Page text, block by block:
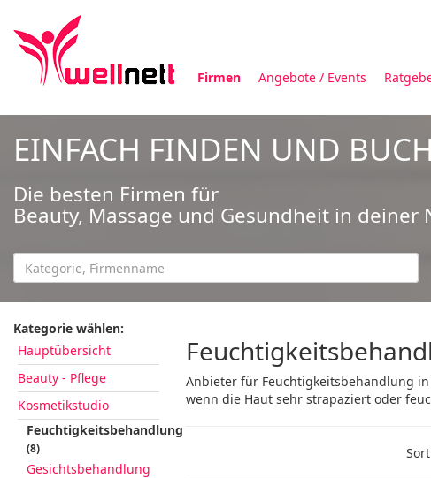
Firmen Angebote / Events
EINFACH FINDEN UND
Die besten Firmen für
Beauty, Massage und Gesundheit in deiner
Kategorie wählen:
Hauptübersicht
Beauty - Pflege
Kosmetikstudio
Feuchtigkeitsbehandlung
(8)
Gesichtsbehandlung
Anbieter für Feuchtigkeitsbehandlung
wenn die Haut sehr strapaziert oder